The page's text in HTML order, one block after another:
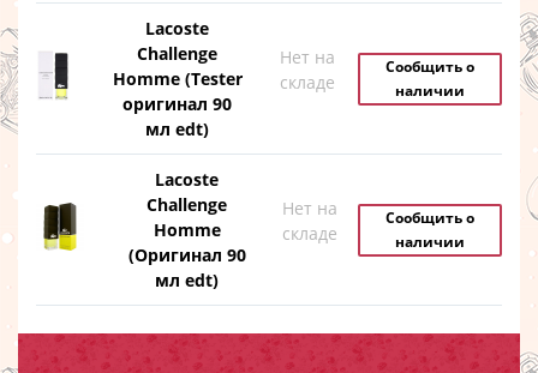
Lacoste
Challenge
Homme (Tester
оригинал 90
мл edt)
Нет на
складе
Сообщить о
наличии
Lacoste
Challenge
Homme
(Оригинал 90
мл edt)
Нет на
складе
Сообщить о
наличии